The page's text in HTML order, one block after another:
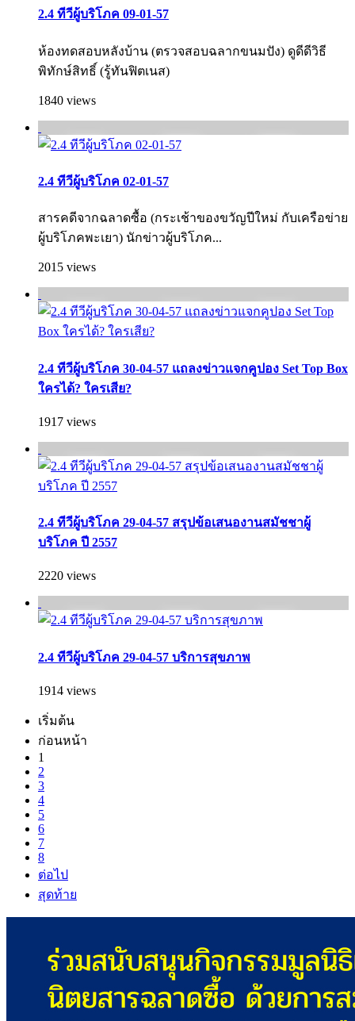
2.4 ทีวีผู้บริโภค 09-01-57
ห้องทดสอบหลังบ้าน (ตรวจสอบฉลากขนมปัง) ดูดีดีวิธี
พิทักษ์สิทธิ์ (รู้ทันฟิตเนส)
1840 views
2.4 ทีวีผู้บริโภค 02-01-57
สารคดีจากฉลาดซื้อ (กระเช้าของขวัญปีใหม่ กับเครือข่าย
ผู้บริโภคพะเยา) นักข่าวผู้บริโภค...
2015 views
2.4 ทีวีผู้บริโภค 30-04-57 แถลงข่าวแจกคูปอง Set Top Box
ใครได้? ใครเสีย?
1917 views
2.4 ทีวีผู้บริโภค 29-04-57 สรุปข้อเสนองานสมัชชาผู้
บริโภค ปี 2557
2220 views
2.4 ทีวีผู้บริโภค 29-04-57 บริการสุขภาพ
1914 views
เริ่มต้น
ก่อนหน้า
1
2
3
4
5
6
7
8
ต่อไป
สุดท้าย